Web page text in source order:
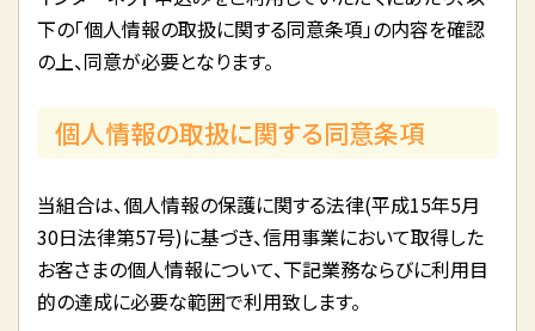
下の「個人情報の取扱に関する同意条項」の内容を確認
の上、同意が必要となります。
個人情報の取扱に関する同意条項
当組合は、個人情報の保護に関する法律(平成15年5月
30日法律第57号)に基づき、信用事業において取得した
お客さまの個人情報について、下記業務ならびに利用目
的の達成に必要な範囲で利用致します。